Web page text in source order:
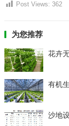
Post Views: 362
为您推荐
花卉
有机
沙地